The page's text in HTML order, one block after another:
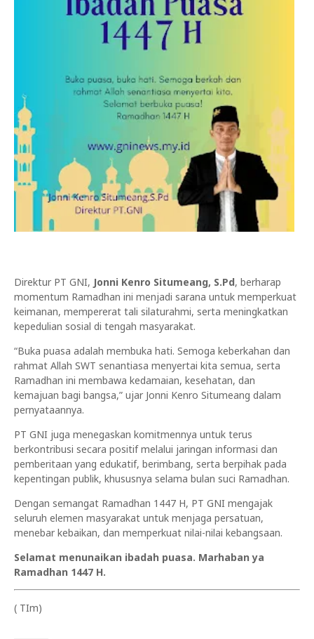
Direktur PT GNI, Jonni Kenro Situmeang, S.Pd, berharap
momentum Ramadhan ini menjadi sarana untuk memperkuat
keimanan, mempererat tali silaturahmi, serta meningkatkan
kepedulian sosial di tengah masyarakat.
“Buka puasa adalah membuka hati. Semoga keberkahan dan
rahmat Allah SWT senantiasa menyertai kita semua, serta
Ramadhan ini membawa kedamaian, kesehatan, dan
kemajuan bagi bangsa,” ujar Jonni Kenro Situmeang dalam
pernyataannya.
PT GNI juga menegaskan komitmennya untuk terus
berkontribusi secara positif melalui jaringan informasi dan
pemberitaan yang edukatif, berimbang, serta berpihak pada
kepentingan publik, khususnya selama bulan suci Ramadhan.
Dengan semangat Ramadhan 1447 H, PT GNI mengajak
seluruh elemen masyarakat untuk menjaga persatuan,
menebar kebaikan, dan memperkuat nilai-nilai kebangsaan.
Selamat menunaikan ibadah puasa. Marhaban ya
Ramadhan 1447 H.
( TIm)